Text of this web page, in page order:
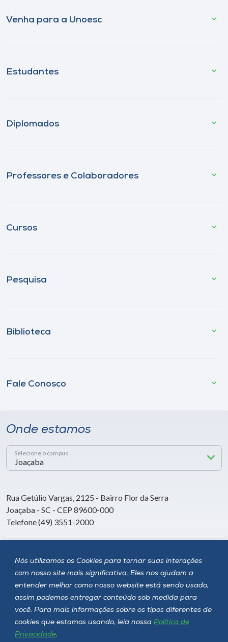
Nós utilizamos os Cookies para tornar suas interações
com nosso site mais significativa. Eles nos ajudam a
entender melhor como nosso website está sendo usado,
assim podemos entregar conteúdo sob medida para
você. Para mais informações sobre os tipos diferentes de
cookies que estamos usando, leia nossa Política de
Privacidade.
Venha para a Unoesc
Estudantes
Diplomados
Professores e Colaboradores
Cursos
Pesquisa
Biblioteca
Fale Conosco
Onde estamos
Selecione o campus
Rua Getúlio Vargas, 2125 - Bairro Flor da Serra
Joaçaba - SC - CEP 89600-000
Telefone (49) 3551-2000
Siga a Unoesc